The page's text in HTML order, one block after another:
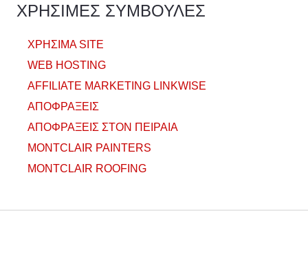
ΧΡΗΣΙΜΕΣ ΣΥΜΒΟΥΛΕΣ
ΧΡΗΣΙΜΑ SITE
WEB HOSTING
AFFILIATE MARKETING LINKWISE
ΑΠΟΦΡΑΞΕΙΣ
ΑΠΟΦΡΑΞΕΙΣ ΣΤΟΝ ΠΕΙΡΑΙΑ
MONTCLAIR PAINTERS
MONTCLAIR ROOFING